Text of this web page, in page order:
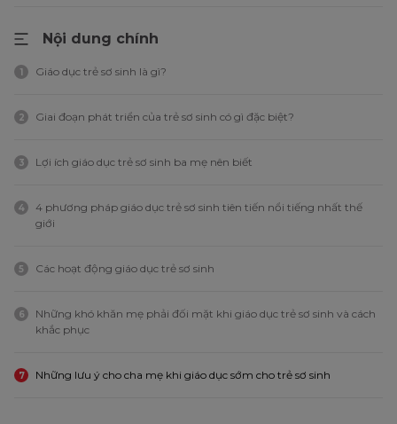
Nội dung chính
1 Giáo dục trẻ sơ sinh là gì?
2 Giai đoạn phát triển của trẻ sơ sinh có gì đặc biệt?
3 Lợi ích giáo dục trẻ sơ sinh ba mẹ nên biết
4
4 phương pháp giáo dục trẻ sơ sinh tiên tiến nổi tiếng nhất thế
giới
5 Các hoạt động giáo dục trẻ sơ sinh
6
Những khó khăn mẹ phải đối mặt khi giáo dục trẻ sơ sinh và cách
khắc phục
7 Những lưu ý cho cha mẹ khi giáo dục sớm cho trẻ sơ sinh